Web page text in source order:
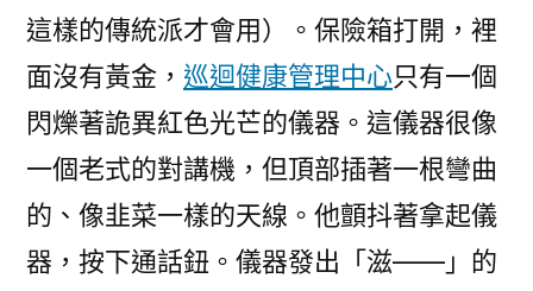
這樣的傳統派才會用）。保險箱打開，裡
面沒有黃金， 巡迴健康管理中心只有一個
閃爍著詭異紅色光芒的儀器。這儀器很像
一個老式的對講機，但頂部插著一根彎曲
的、像韭菜一樣的天線。他顫抖著拿起儀
器，按下通話鈕。儀器發出「滋——」的